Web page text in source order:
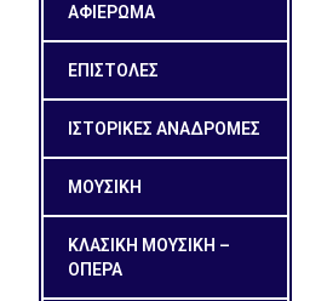
ΑΦΙΕΡΩΜΑ
ΕΠΙΣΤΟΛΕΣ
ΙΣΤΟΡΙΚΕΣ ΑΝΑΔΡΟΜΕΣ
ΜΟΥΣΙΚΗ
ΚΛΑΣΙΚΗ ΜΟΥΣΙΚΗ –
ΟΠΕΡΑ